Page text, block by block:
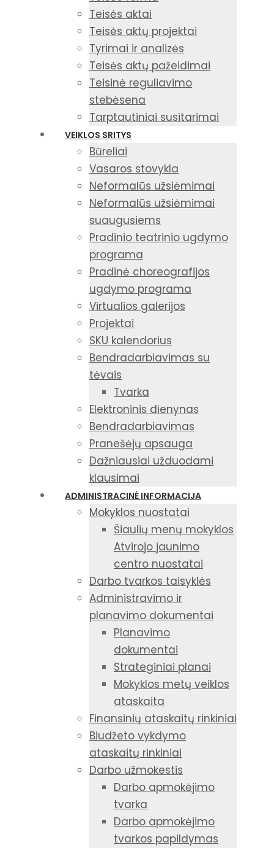
Teisės aktai
Teisės aktų projektai
Tyrimai ir analizės
Teisės aktų pažeidimai
Teisinė reguliavimo
stebėsena
Tarptautiniai susitarimai
VEIKLOS SRITYS
Būreliai
Vasaros stovykla
Neformalūs užsiėmimai
Neformalūs užsiėmimai
suaugusiems
Pradinio teatrinio ugdymo
programa
Pradinė choreografijos
ugdymo programa
Virtualios galerijos
Projektai
SKU kalendorius
Bendradarbiavimas su
tėvais
Tvarka
Elektroninis dienynas
Bendradarbiavimas
Pranešėjų apsauga
Dažniausiai užduodami
klausimai
ADMINISTRACINĖ INFORMACIJA
Mokyklos nuostatai
Šiaulių menų mokyklos
Atvirojo jaunimo
centro nuostatai
Darbo tvarkos taisyklės
Administravimo ir
planavimo dokumentai
Planavimo
dokumentai
Strateginiai planai
Mokyklos metų veiklos
ataskaita
Finansinių ataskaitų rinkiniai
Biudžeto vykdymo
ataskaitų rinkiniai
Darbo užmokestis
Darbo apmokėjimo
tvarka
Darbo apmokėjimo
tvarkos papildymas